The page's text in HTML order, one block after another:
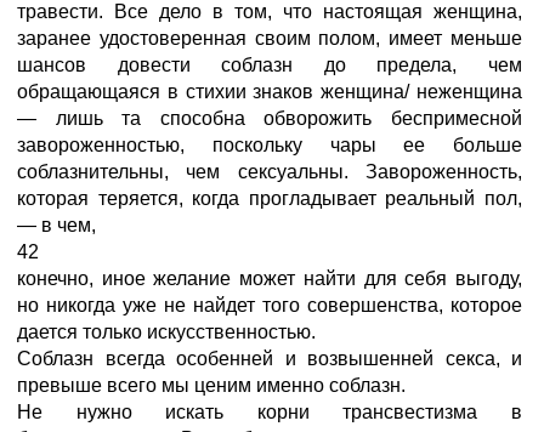
травести. Все дело в том, что настоящая женщина,
заранее удостоверенная своим полом, имеет меньше
шансов довести соблазн до предела, чем
обращающаяся в стихии знаков женщина/ неженщина
— лишь та способна обворожить беспримесной
завороженностью, поскольку чары ее больше
соблазнительны, чем сексуальны. Завороженность,
которая теряется, когда прогладывает реальный пол,
— в чем,
42
конечно, иное желание может найти для себя выгоду,
но никогда уже не найдет того совершенства, которое
дается только искусственностью.
Соблазн всегда особенней и возвышенней секса, и
превыше всего мы ценим именно соблазн.
Не нужно искать корни трансвестизма в